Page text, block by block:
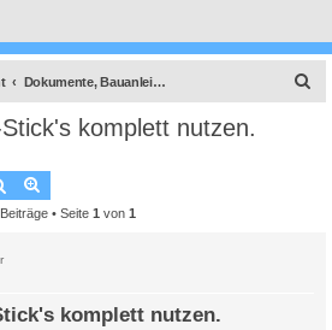
Dokumente, Bauanleitungen und How To's
komplett nutzen.
Suche
• Seite 1 von 1
komplett nutzen.